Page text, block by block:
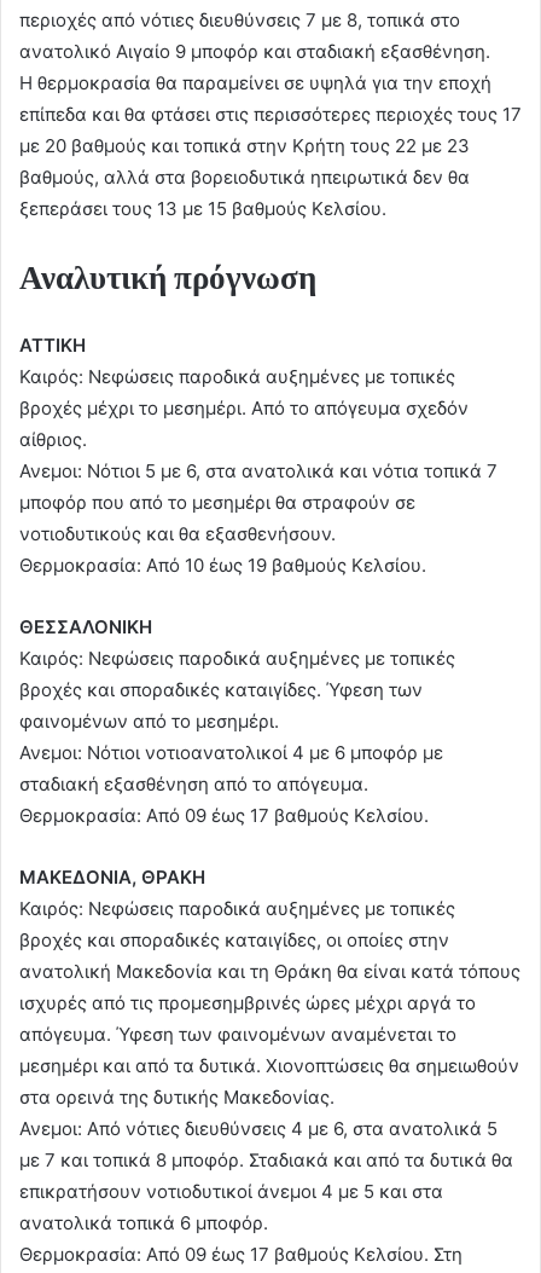
περιοχές από νότιες διευθύνσεις 7 με 8, τοπικά στο
ανατολικό Αιγαίο 9 μποφόρ και σταδιακή εξασθένηση.
Η θερμοκρασία θα παραμείνει σε υψηλά για την εποχή
επίπεδα και θα φτάσει στις περισσότερες περιοχές τους 17
με 20 βαθμούς και τοπικά στην Κρήτη τους 22 με 23
βαθμούς, αλλά στα βορειοδυτικά ηπειρωτικά δεν θα
ξεπεράσει τους 13 με 15 βαθμούς Κελσίου.
Αναλυτική πρόγνωση
ΑΤΤΙΚΗ
Καιρός: Νεφώσεις παροδικά αυξημένες με τοπικές
βροχές μέχρι το μεσημέρι. Από το απόγευμα σχεδόν
αίθριος.
Ανεμοι: Νότιοι 5 με 6, στα ανατολικά και νότια τοπικά 7
μποφόρ που από το μεσημέρι θα στραφούν σε
νοτιοδυτικούς και θα εξασθενήσουν.
Θερμοκρασία: Από 10 έως 19 βαθμούς Κελσίου.
ΘΕΣΣΑΛΟΝΙΚΗ
Καιρός: Nεφώσεις παροδικά αυξημένες με τοπικές
βροχές και σποραδικές καταιγίδες. Ύφεση των
φαινομένων από το μεσημέρι.
Ανεμοι: Νότιοι νοτιοανατολικοί 4 με 6 μποφόρ με
σταδιακή εξασθένηση από το απόγευμα.
Θερμοκρασία: Από 09 έως 17 βαθμούς Κελσίου.
ΜΑΚΕΔΟΝΙΑ, ΘΡΑΚΗ
Καιρός: Νεφώσεις παροδικά αυξημένες με τοπικές
βροχές και σποραδικές καταιγίδες, οι οποίες στην
ανατολική Μακεδονία και τη Θράκη θα είναι κατά τόπους
ισχυρές από τις προμεσημβρινές ώρες μέχρι αργά το
απόγευμα. Ύφεση των φαινομένων αναμένεται το
μεσημέρι και από τα δυτικά. Χιονοπτώσεις θα σημειωθούν
στα ορεινά της δυτικής Μακεδονίας.
Ανεμοι: Από νότιες διευθύνσεις 4 με 6, στα ανατολικά 5
με 7 και τοπικά 8 μποφόρ. Σταδιακά και από τα δυτικά θα
επικρατήσουν νοτιοδυτικοί άνεμοι 4 με 5 και στα
ανατολικά τοπικά 6 μποφόρ.
Θερμοκρασία: Από 09 έως 17 βαθμούς Κελσίου. Στη